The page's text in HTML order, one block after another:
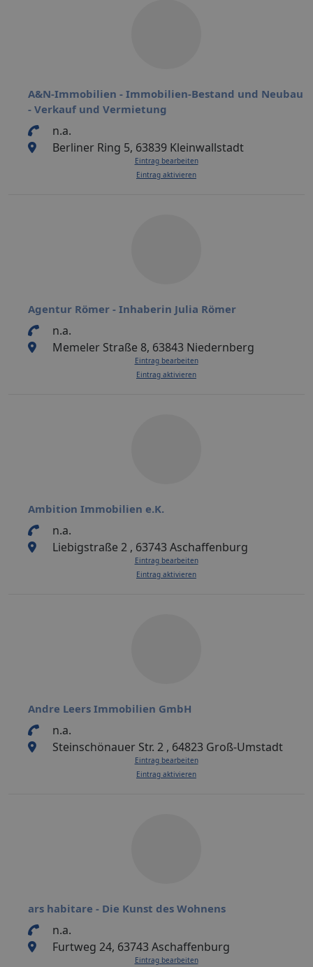
A&N-Immobilien - Immobilien-Bestand und Neubau
- Verkauf und Vermietung
n.a.
Berliner Ring 5, 63839 Kleinwallstadt
Eintrag bearbeiten
Eintrag aktivieren
Agentur Römer - Inhaberin Julia Römer
n.a.
Memeler Straße 8, 63843 Niedernberg
Eintrag bearbeiten
Eintrag aktivieren
Ambition Immobilien e.K.
n.a.
Liebigstraße 2 , 63743 Aschaffenburg
Eintrag bearbeiten
Eintrag aktivieren
Andre Leers Immobilien GmbH
n.a.
Steinschönauer Str. 2 , 64823 Groß-Umstadt
Eintrag bearbeiten
Eintrag aktivieren
ars habitare - Die Kunst des Wohnens
n.a.
Furtweg 24, 63743 Aschaffenburg
Eintrag bearbeiten